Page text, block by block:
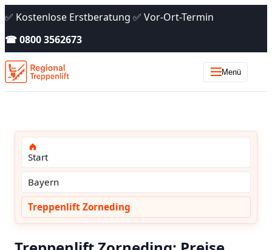
✅ Kostenlose Erstberatung ✅ Vor-Ort-Termin
☎ 0800 3562673
Menü
Start
Bayern
Treppenlift Zorneding